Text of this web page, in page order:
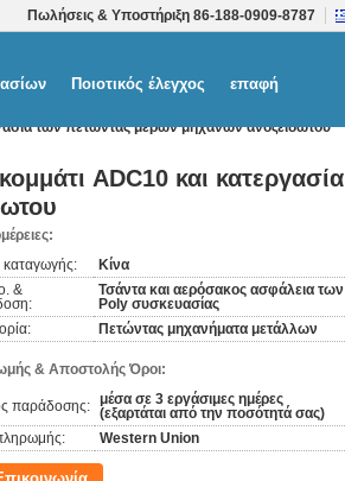
Πωλήσεις & Υποστήριξη 86-188-0909-8787
Ποιοτικός έλεγχος
επαφή
των πετώντας μερών μηχανών ανοξείδωτου
ADC10 και κατεργασία
Κίνα
&
Τσάντα και αερόσακος ασφάλεια των
Poly συσκευασίας
Πετώντας μηχανήματα μετάλλων
& Αποστολής Όροι:
παράδοσης: μέσα σε 3 εργάσιμες ημέρες
(εξαρτάται από την ποσότητά σας)
Western Union